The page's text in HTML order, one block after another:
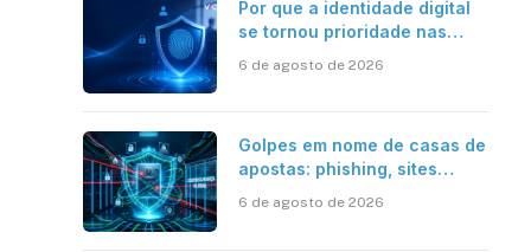
Por que a identidade digital
se tornou prioridade nas
6 de agosto de 2026
Golpes em nome de casas de
apostas: phishing, sites
6 de agosto de 2026